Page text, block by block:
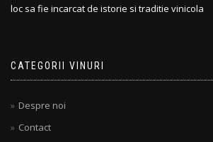
loc sa fie incarcat de istorie si traditie vinicola
CATEGORII VINURI
Despre noi
Contact